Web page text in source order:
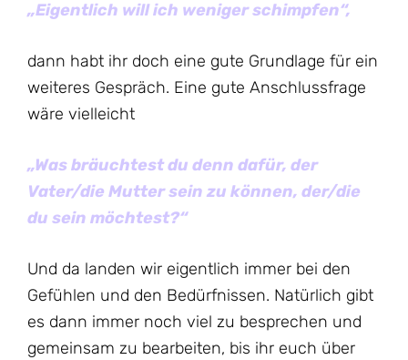
„Eigentlich will ich weniger schimpfen“,
dann habt ihr doch eine gute Grundlage für ein
weiteres Gespräch. Eine gute Anschlussfrage
wäre vielleicht
„Was bräuchtest du denn dafür, der
Vater/die Mutter sein zu können, der/die
du sein möchtest?“
Und da landen wir eigentlich immer bei den
Gefühlen und den Bedürfnissen. Natürlich gibt
es dann immer noch viel zu besprechen und
gemeinsam zu bearbeiten, bis ihr euch über